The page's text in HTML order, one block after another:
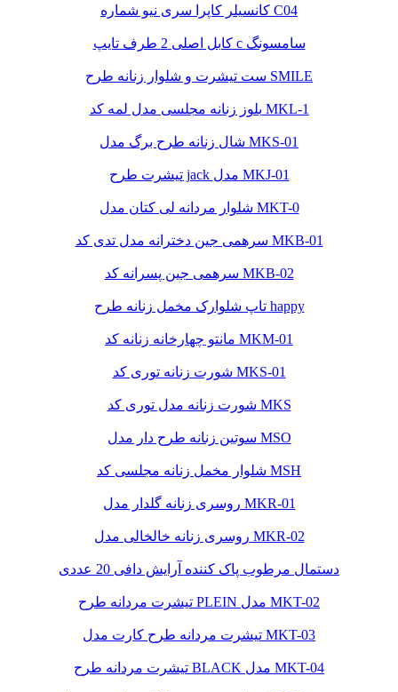
کانسیلر کاپرا سری نیو شماره C04
کابل اصلی 2 طرف تایپ c سامسونگ
ست تیشرت و شلوار زنانه طرح SMILE
بلوز زنانه مجلسی مدل لمه کد MKL-1
شال زنانه طرح برگ مدل MKS-01
تیشرت طرح jack مدل MKJ-01
شلوار مردانه لی کتان مدل MKT-0
سرهمی جین دخترانه مدل تدی کد MKB-01
سرهمی جین پسرانه کد MKB-02
تاپ شلوارک مخمل زنانه طرح happy
مانتو چهارخانه زنانه کد MKM-01
شورت زنانه توری کد MKS-01
شورت زنانه مدل توری کد MKS
سوتین زنانه طرح دار مدل MSO
شلوار مخمل زنانه مجلسی کد MSH
روسری زنانه گلدار مدل MKR-01
روسری زنانه خالخالی مدل MKR-02
دستمال مرطوب پاک کننده آرایش دافی 20 عددی
تیشرت مردانه طرح PLEIN مدل MKT-02
تیشرت مردانه طرح کارت مدل MKT-03
تیشرت مردانه طرح BLACK مدل MKT-04